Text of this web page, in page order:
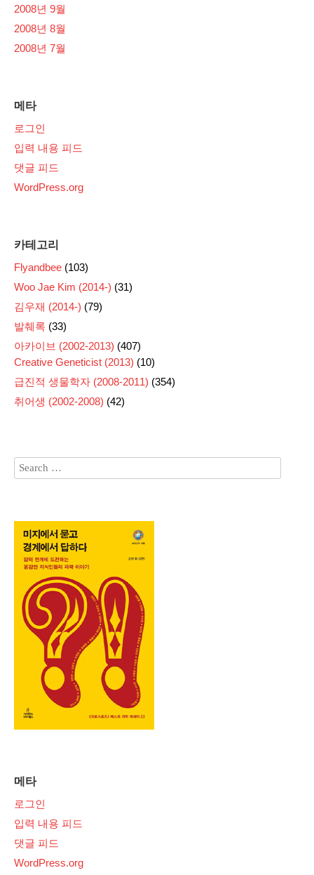
2008년 9월
2008년 8월
2008년 7월
메타
로그인
입력 내용 피드
댓글 피드
WordPress.org
카테고리
Flyandbee (103)
Woo Jae Kim (2014-) (31)
김우재 (2014-) (79)
발췌록 (33)
아카이브 (2002-2013) (407)
Creative Geneticist (2013) (10)
급진적 생물학자 (2008-2011) (354)
취어생 (2002-2008) (42)
메타
로그인
입력 내용 피드
댓글 피드
WordPress.org